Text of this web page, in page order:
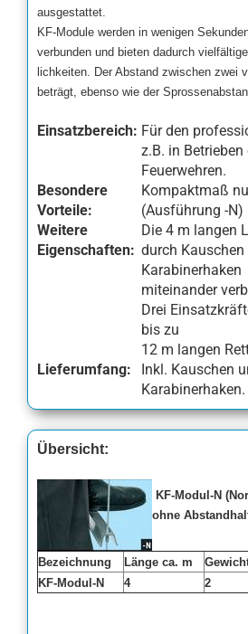
ausgestattet.
KF-Module werden in wenigen
verbunden und bieten dadurch
lichkeiten. Der Abstand zwischen zwei
beträgt, ebenso wie der
Einsatzbereich: Für den
z.B. in Betrieben
Feuerwehren.
Besondere
Vorteile:
Kompaktmaß
(Ausführung -N)
Weitere
Eigenschaften:
Die 4 m langen
durch Kauschen
Karabinerhaken
miteinander
Drei
bis zu
12 m langen
Lieferumfang:
Inkl. Kauschen
Karabinerhaken.
Übersicht:
KF-Modul-N
ohne
Bezeichnung Länge ca. m
KF-Modul-N
4 2